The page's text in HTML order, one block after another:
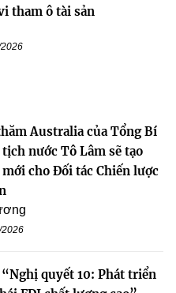
tham ô tài sản
Australia của Tổng Bí
nước Tô Lâm sẽ tạo
cho Đối tác Chiến lược
2026
quyết 10: Phát triển